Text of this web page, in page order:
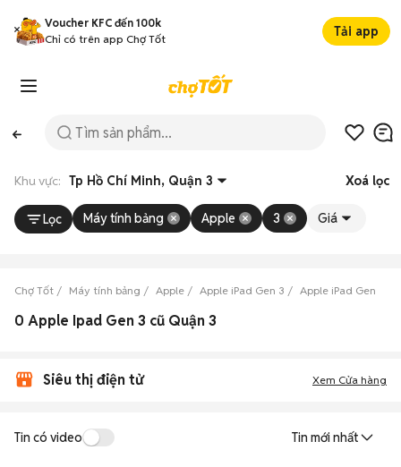
Voucher KFC đến 100k
Chỉ có trên app Chợ Tốt
Tải app
Khu vực: Tp Hồ Chí Minh, Quận 3 Xoá lọc
Lọc Máy tính bảng Apple 3 Giá
Chợ Tốt Máy tính bảng Apple Apple iPad Gen 3 Apple iPad Gen 3
0 Apple Ipad Gen 3 cũ Quận 3
Siêu thị điện tử Xem Cửa hàng
Tin có video Tin mới nhất